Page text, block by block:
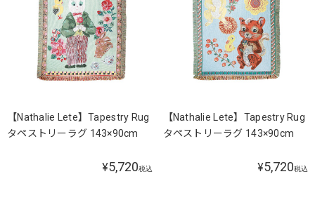
【Nathalie Lete】Tapestry Rug
タペストリーラグ 143×90cm
¥5,720税込
【Nathalie Lete】Tapestry Rug
タペストリーラグ 143×90cm
¥5,720税込